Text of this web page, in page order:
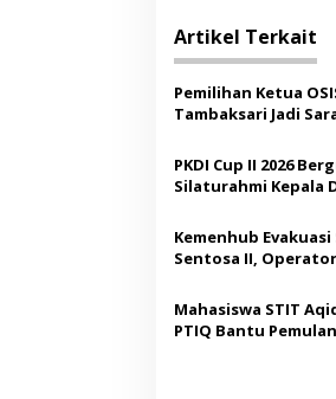
i
g
a
s
i
p
o
s
Artikel Terkait
Pemilihan Ketua
Tambaksari Jadi
PKDI Cup II 2026
Silaturahmi Kepala
Kemenhub
Sentosa II,
Mahasiswa STIT
PTIQ Bantu